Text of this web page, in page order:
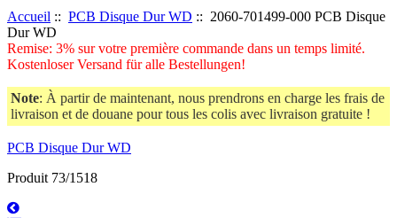
Accueil :: PCB Disque Dur WD :: 2060-701499-000 PCB Disque
Dur WD
Remise: 3% sur votre première commande dans un temps limité.
Kostenloser Versand für alle Bestellungen!
Note: À partir de maintenant, nous prendrons en charge les frais de
livraison et de douane pour tous les colis avec livraison gratuite !
PCB Disque Dur WD
Produit 73/1518